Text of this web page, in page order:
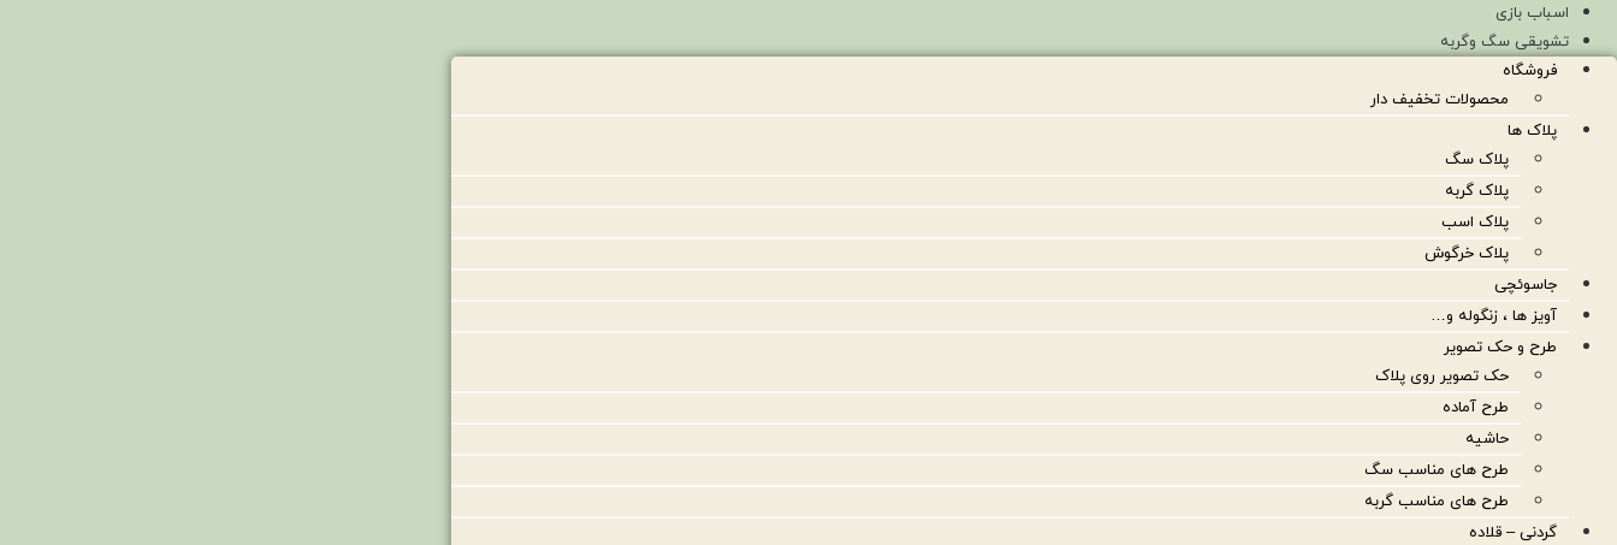
اسباب بازی
تشویقی سگ وگربه
فروشگاه
محصولات تخفیف دار
پلاک ها
پلاک سگ
پلاک گربه
پلاک اسب
پلاک خرگوش
جاسوئچی
آویز ها ، زنگوله و…
طرح و حک تصویر
حک تصویر روی پلاک
طرح آماده
حاشیه
طرح های مناسب سگ
طرح های مناسب گربه
گردنی – قلاده